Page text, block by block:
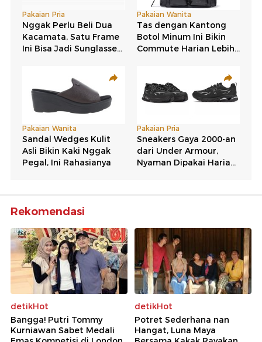
Rekomendasi
detikHot
Bangga! Putri Tommy
Kurniawan Sabet Medali
detikHot
Potret Sederhana nan
Hangat, Luna Maya